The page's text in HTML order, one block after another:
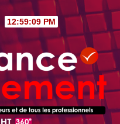
12:59:10 PM